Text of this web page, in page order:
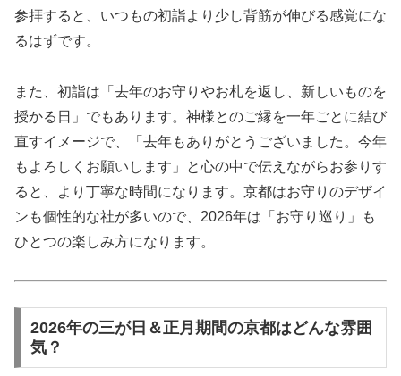
参拝すると、いつもの初詣より少し背筋が伸びる感覚にな
るはずです。
また、初詣は「去年のお守りやお札を返し、新しいものを
授かる日」でもあります。神様とのご縁を一年ごとに結び
直すイメージで、「去年もありがとうございました。今年
もよろしくお願いします」と心の中で伝えながらお参りす
ると、より丁寧な時間になります。京都はお守りのデザイ
ンも個性的な社が多いので、2026年は「お守り巡り」も
ひとつの楽しみ方になります。
2026年の三が日＆正月期間の京都はどんな雰囲
気？